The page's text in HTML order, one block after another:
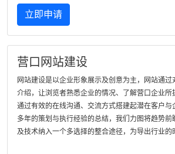
立即申请
营口网站建设
网站建设是以企业形象展示及创意为主，网站通过
介绍，让浏览者熟悉企业的情况、了解营口企业所
通过有效的在线沟通、交流方式搭建起潜在客户与
多年的策划与执行经验的总结，我们力图将趋势
及技术纳入一个多选择的整合途径，为导出行业的